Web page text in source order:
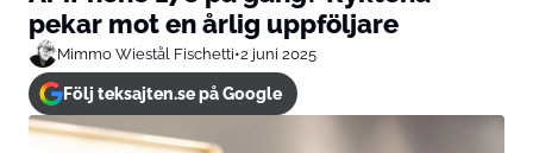
pekar mot en årlig uppföljare
Mimmo Wiestål Fischetti•2 juni 2025
Följ teksajten.se på Google